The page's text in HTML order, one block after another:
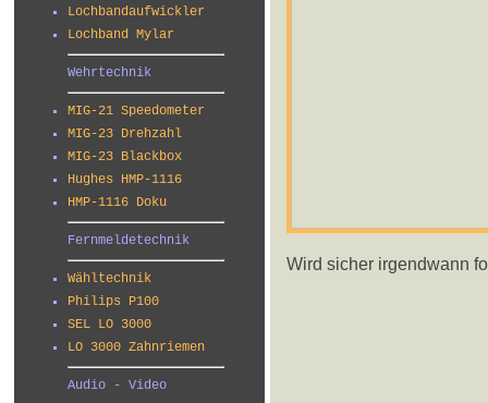
Lochbandaufwickler
Lochband Mylar
Wehrtechnik
MIG-21 Speedometer
MIG-23 Drehzahl
MIG-23 Blackbox
Hughes HMP-1116
HMP-1116 Doku
Fernmeldetechnik
Wähltechnik
Philips P100
SEL LO 3000
LO 3000 Zahnriemen
Audio - Video
Wird sicher irgendwann